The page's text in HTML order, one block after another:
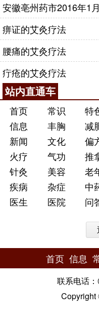
安徽亳州药市2016年1
痹证的艾灸疗法
腰痛的艾灸疗法
疔疮的艾灸疗法
站内直通车
首页 常识 特
信息
丰胸 减
新闻
文化 偏
火疗
气功 推
针灸
美容 老
疾病
杂症 中
医生
医院 问
首页 信息
联系电话：
Copyright